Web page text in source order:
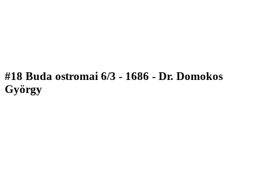
#18 Buda ostromai 6/3 - 1686 - Dr. Domokos
György